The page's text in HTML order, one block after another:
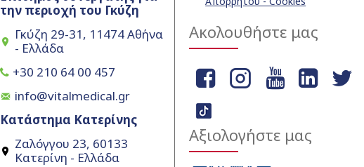
την περιοχή του Γκύζη
Γκύζη 29-31, 11474 Αθήνα
- Ελλάδα
+30 210 64 00 457
info@vitalmedical.gr
Κατάστημα Κατερίνης
Ζαλόγγου 23, 60133
Κατερίνη - Ελλάδα
Ακολουθήστε μας
Αξιολογήστε μας